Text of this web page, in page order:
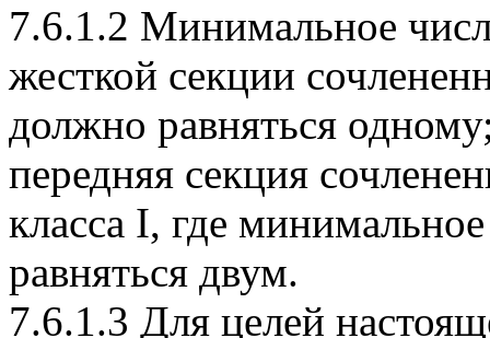
7.6.1.2 Минимальное
жесткой секции
должно равняться
передняя секция
класса I, где
равняться двум.
7.6.1.3 Для целей